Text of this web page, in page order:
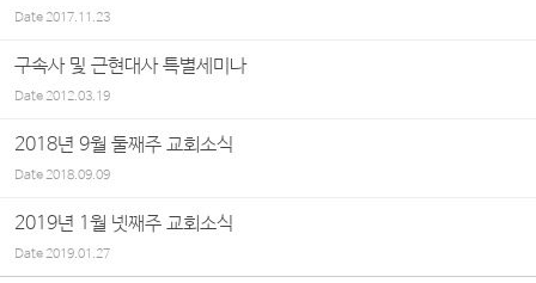
Date2017.11.23
구속사 및 근현대사 특별세미나
Date2012.03.19
2018년 9월 둘째주 교회소식
Date2018.09.09
2019년 1월 넷째주 교회소식
Date2019.01.27